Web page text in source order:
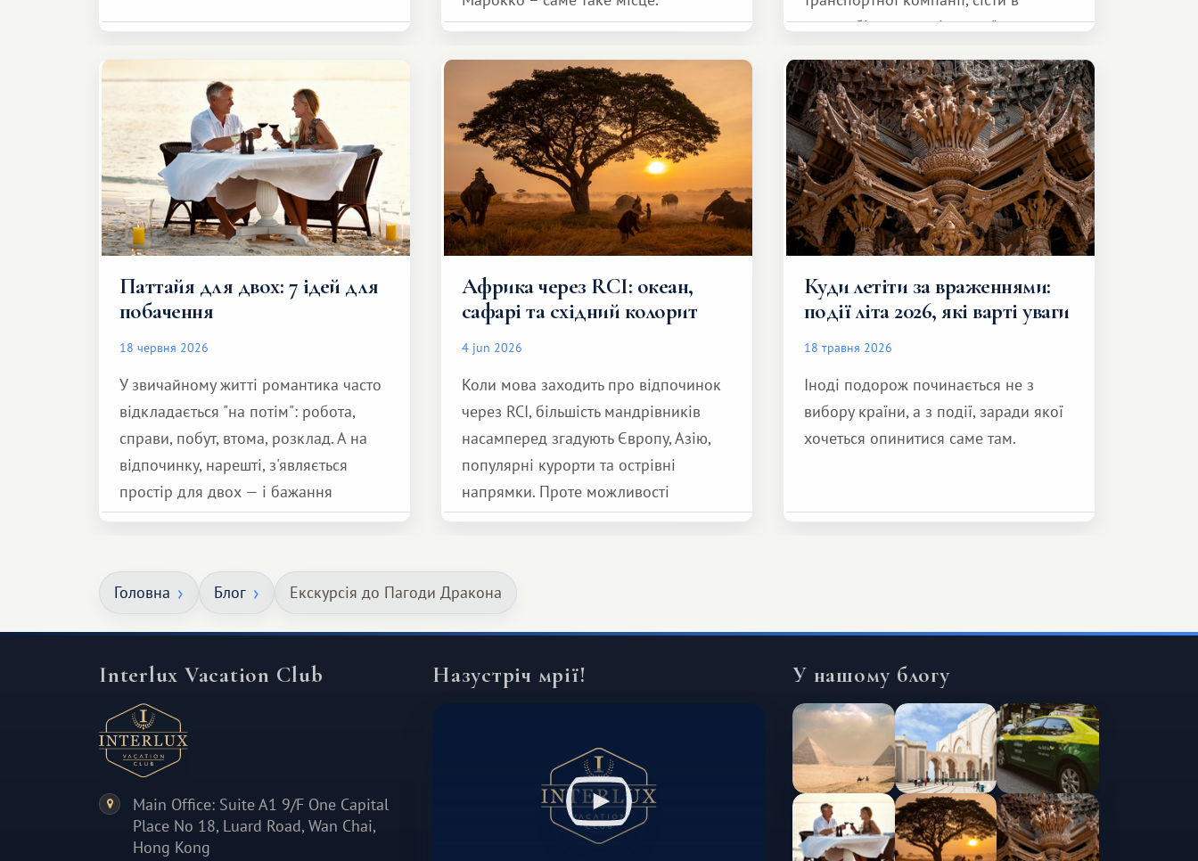
автомобіль та спокійно доїхати до
Паттайя для двох: 7 ідей для
побачення
18 червня 2026
У звичайному житті романтика часто
відкладається "на потім": робота,
справи, побут, втома, розклад. А на
відпочинку, нарешті, з'являється
простір для двох — і бажання
зробити для близької людини щось
але тепле і незабутнє :)
Африка через RCI: океан,
сафарі та східний колорит
4 jun 2026
Коли мова заходить про відпочинок
через RCI, більшість мандрівників
насамперед згадують Європу, Азію,
популярні курорти та острівні
напрямки. Проте можливості
обмінної системи значно ширші.
який здатний подарувати зовсім
інший формат подорожі.
Куди летіти за враженнями:
події літа 2026, які варті уваги
18 травня 2026
Іноді подорож починається не з
вибору країни, а з події, заради якої
хочеться опинитися саме там.
Головна Блог Екскурсія до Пагоди Дракона
Interlux Vacation Club
Main Office: Suite A1 9/F One Capital
Place No 18, Luard Road, Wan Chai,
Hong Kong
Назустріч мрії! У нашому блогу